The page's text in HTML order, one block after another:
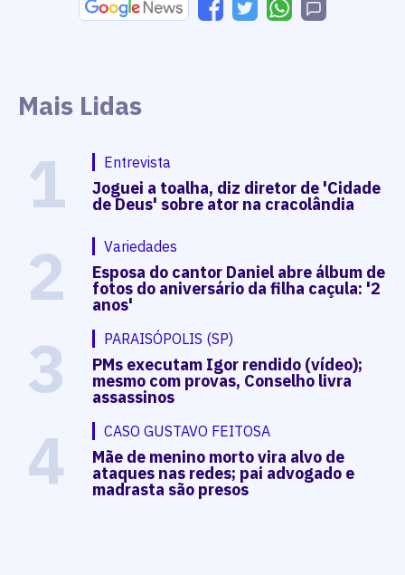
Mais Lidas
1 Entrevista
Joguei a toalha, diz diretor de 'Cidade
de Deus' sobre ator na cracolândia
2 Variedades
Esposa do cantor Daniel abre álbum de
fotos do aniversário da filha caçula: '2
anos'
3 PARAISÓPOLIS (SP)
PMs executam Igor rendido (vídeo);
mesmo com provas, Conselho livra
assassinos
4 CASO GUSTAVO FEITOSA
Mãe de menino morto vira alvo de
ataques nas redes; pai advogado e
madrasta são presos